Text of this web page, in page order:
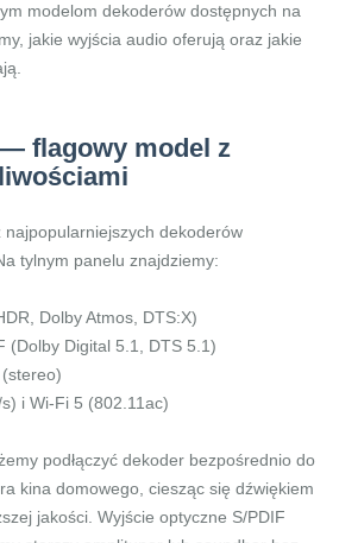
modelom dekoderów dostępnych na
jakie wyjścia audio oferują oraz jakie
flagowy model z
najpopularniejszych dekoderów
tylnym panelu znajdziemy:
Dolby Atmos, DTS:X)
(Dolby Digital 5.1, DTS 5.1)
i Wi-Fi 5 (802.11ac)
podłączyć dekoder bezpośrednio do
kina domowego, ciesząc się dźwiękiem
jakości. Wyjście optyczne S/PDIF